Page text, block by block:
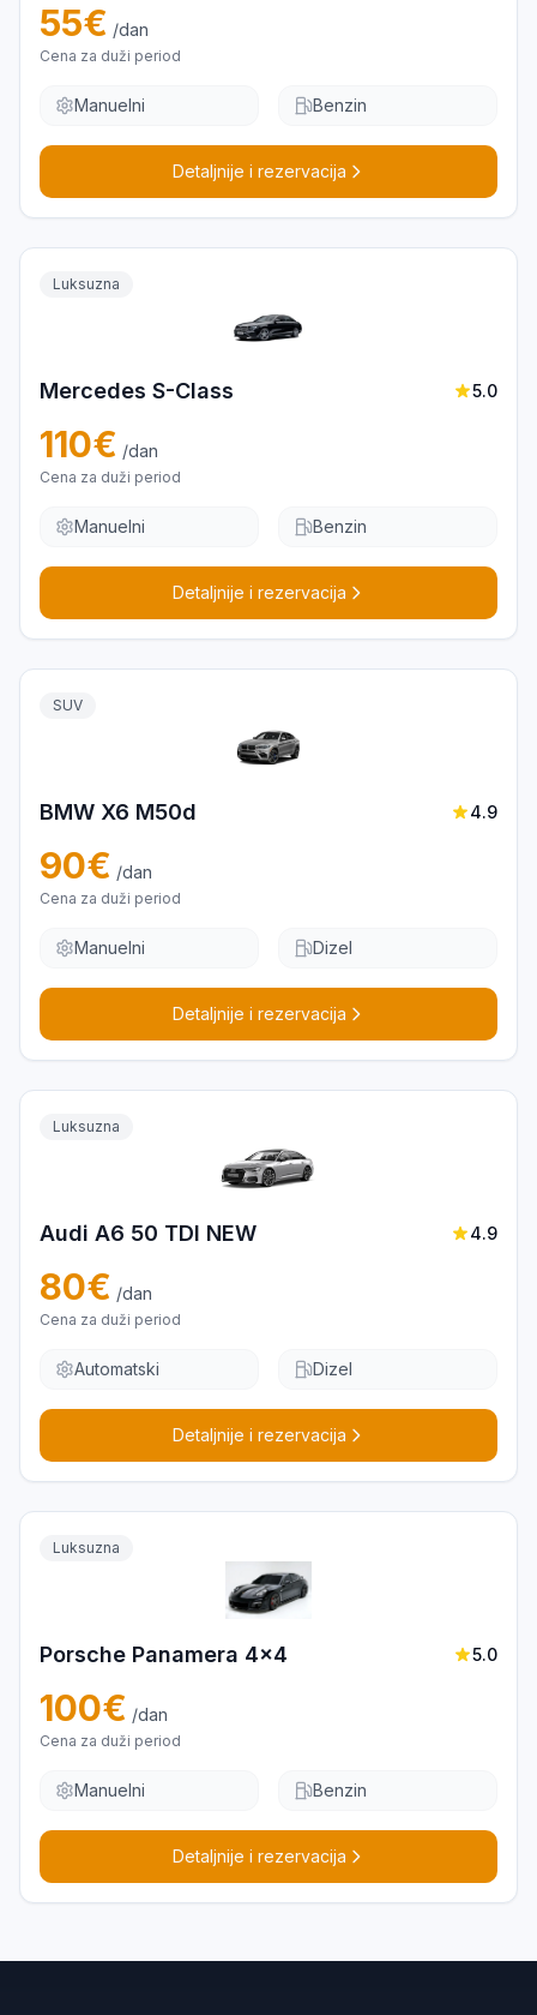
55€ /dan
Cena za duži period
Manuelni Benzin
Detaljnije i rezervacija
Luksuzna
Mercedes S-Class 5.0
110€ /dan
Cena za duži period
Manuelni Benzin
Detaljnije i rezervacija
SUV
BMW X6 M50d 4.9
90€ /dan
Cena za duži period
Manuelni Dizel
Detaljnije i rezervacija
Luksuzna
Audi A6 50 TDI NEW 4.9
80€ /dan
Cena za duži period
Automatski Dizel
Detaljnije i rezervacija
Luksuzna
Porsche Panamera 4x4 5.0
100€ /dan
Cena za duži period
Manuelni Benzin
Detaljnije i rezervacija